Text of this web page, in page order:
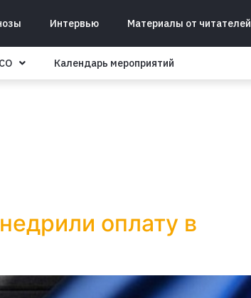
Интервью Материалы от читателей
Календарь мероприятий
оплату в